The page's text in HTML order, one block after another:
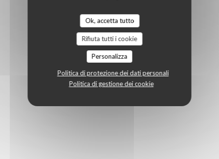
Ok, accetta tutto
Rifiuta tutti i cookie
Personalizza
Politica di protezione dei dati personali
Politica di gestione dei cookie